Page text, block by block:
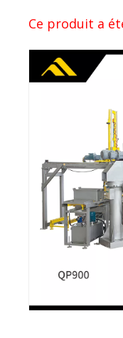
Ce produit a